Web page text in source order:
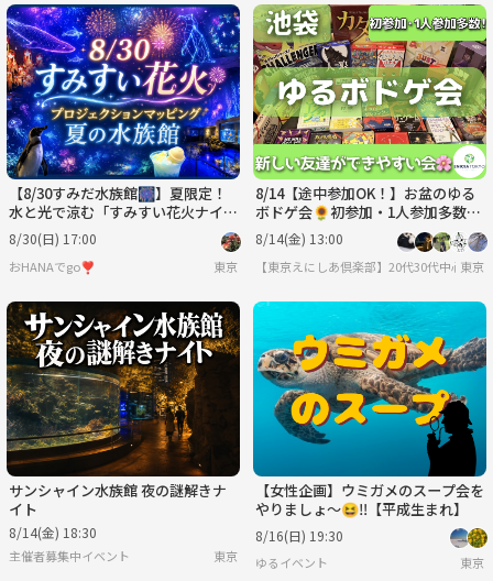
【8/30すみだ水族館🎆】夏限定！
水と光で涼む「すみすい花火ナイ
ト」幻想的な花火演出プロジェクシ
ョンマッピング企画❣️
8/30(日) 17:00
おHANAでgo❣️ 東京
8/14【途中参加OK！】お盆のゆる
ボドゲ会🌻初参加・1人参加多数✨
夏の交流イベント♫
8/14(金) 13:00
【東京えにしあ倶楽部】20代30代中心！
東京
サンシャイン水族館 夜の謎解きナ
イト
8/14(金) 18:30
主催者募集中イベント 東京
【女性企画】ウミガメのスープ会を
やりましょ～😆‼️【平成生まれ】
8/16(日) 19:30
ゆるイベント 東京